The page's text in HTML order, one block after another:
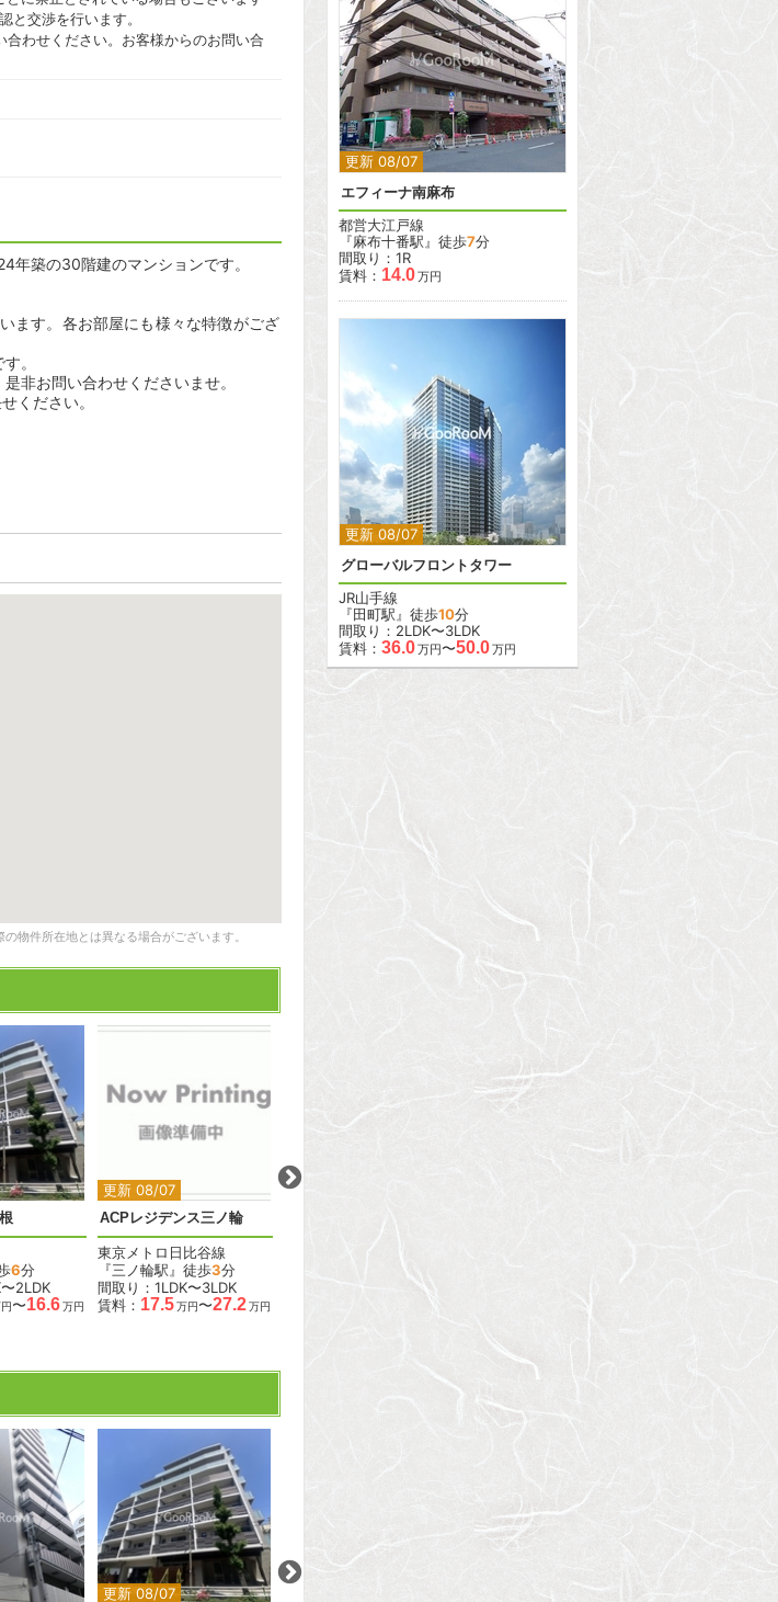
と交渉を行います。
わせください。お客様からのお問い合
年築の30階建のマンションです。
ます。各お部屋にも様々な特徴がござ
。
非お問い合わせくださいませ。
ください。
物件所在地とは異なる場合がございます。
2 2
6分
2LDK
〜16.6万円
更新 08/07
2
ACPレジデンス三ノ輪
東京メトロ日比谷線
『三ノ輪駅』徒歩3分
間取り：1LDK〜3LDK
賃料： 17.5万円〜27.2万円
更新 08/07
小田急小田原線
1
間取り：1LDK〜2LDK
35.3 〜38.0
2
更新 08/07
2 2
更新 08/07
2
エフィーナ南麻布
都営大江戸線
『麻布十番駅』徒歩7分
間取り：1R
賃料： 14.0万円
更新 08/07
2
グローバルフロントタワー
JR山手線
『田町駅』徒歩10分
間取り：2LDK〜3LDK
賃料： 36.0万円〜50.0万円